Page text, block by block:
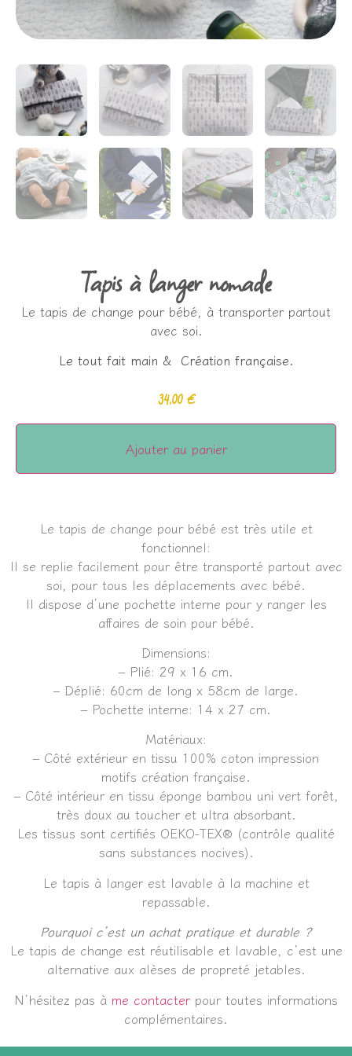
Tapis à langer nomade
Le tapis de change pour bébé, à transporter partout
avec soi.
Le tout fait main & Création française.
34,00€
Ajouter au panier
Le tapis de change pour bébé est très utile et
fonctionnel:
Il se replie facilement pour être transporté partout avec
soi, pour tous les déplacements avec bébé.
Il dispose d’une pochette interne pour y ranger les
affaires de soin pour bébé.
Dimensions:
– Plié: 29 x 16 cm.
– Déplié: 60cm de long x 58cm de large.
– Pochette interne: 14 x 27 cm.
Matériaux:
– Côté extérieur en tissu 100% coton impression
motifs création française.
– Côté intérieur en tissu éponge bambou uni vert forêt,
très doux au toucher et ultra absorbant.
Les tissus sont certifiés OEKO-TEX® (contrôle qualité
sans substances nocives).
Le tapis à langer est lavable à la machine et
repassable.
Pourquoi c’est un achat pratique et durable ?
Le tapis de change est réutilisable et lavable, c’est une
alternative aux alèses de propreté jetables.
N’hésitez pas à me contacter pour toutes informations
complémentaires.